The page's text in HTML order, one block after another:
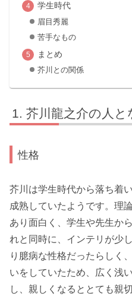
学生時代
眉目秀麗
苦手なもの
まとめ
芥川との関係
芥川龍之介の人と
性格
芥川は学生時代から落ち着
成熟していたようです。理
あり面白く、学生や先生か
れと同時に、インテリが少
り臆病な性格だったらしく
いをしていたため、広く浅
し、親しくなるととても親